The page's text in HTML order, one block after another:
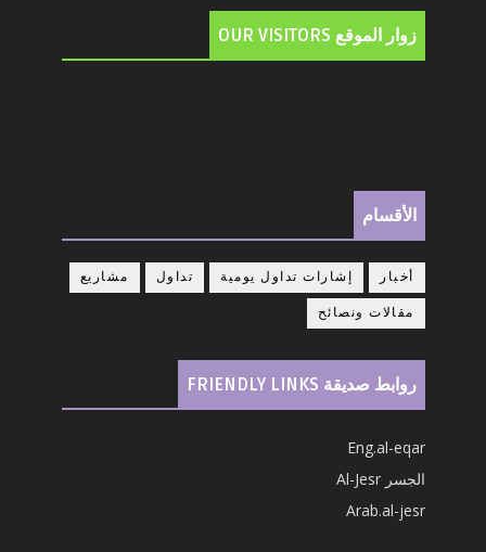
زوار الموقع OUR VISITORS
الأقسام
أخبار إشارات تداول يومية تداول مشاريع
مقالات ونصائح
روابط صديقة FRIENDLY LINKS
Eng.al-eqar
الجسر Al-Jesr
Arab.al-jesr